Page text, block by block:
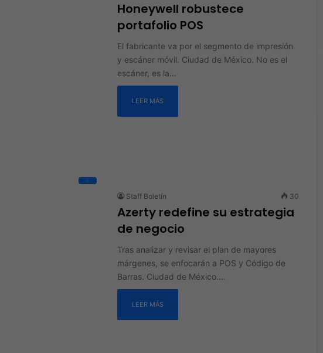
Honeywell robustece
portafolio POS
El fabricante va por el segmento de impresión
y escáner móvil. Ciudad de México. No es el
escáner, es la…
LEER MÁS
All
Staff Boletín 30
Azerty redefine su estrategia
de negocio
Tras analizar y revisar el plan de mayores
márgenes, se enfocarán a POS y Código de
Barras. Ciudad de México.…
LEER MÁS